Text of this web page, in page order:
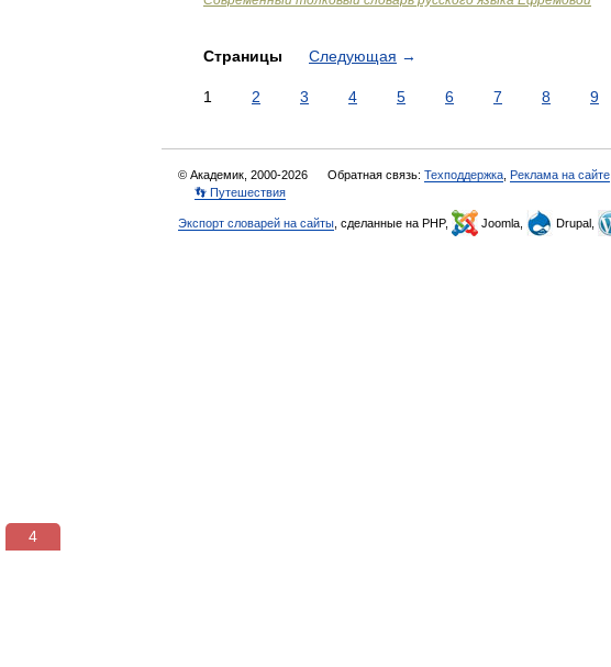
Страницы Следующая →
1 2 3 4 5 6 7 8 9
© Академик, 2000-2026 Обратная связь: Техподдержка Реклама на сайте
👣 Путешествия
Экспорт словарей на сайты , сделанные на PHP, Joomla, Drupal,
3